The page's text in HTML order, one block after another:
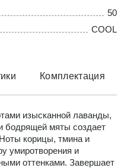
50
COOL
Комплектация
изысканной лаванды,
бодрящей мяты создает
корицы, тмина и
умиротворения и
оттенками. Завершает